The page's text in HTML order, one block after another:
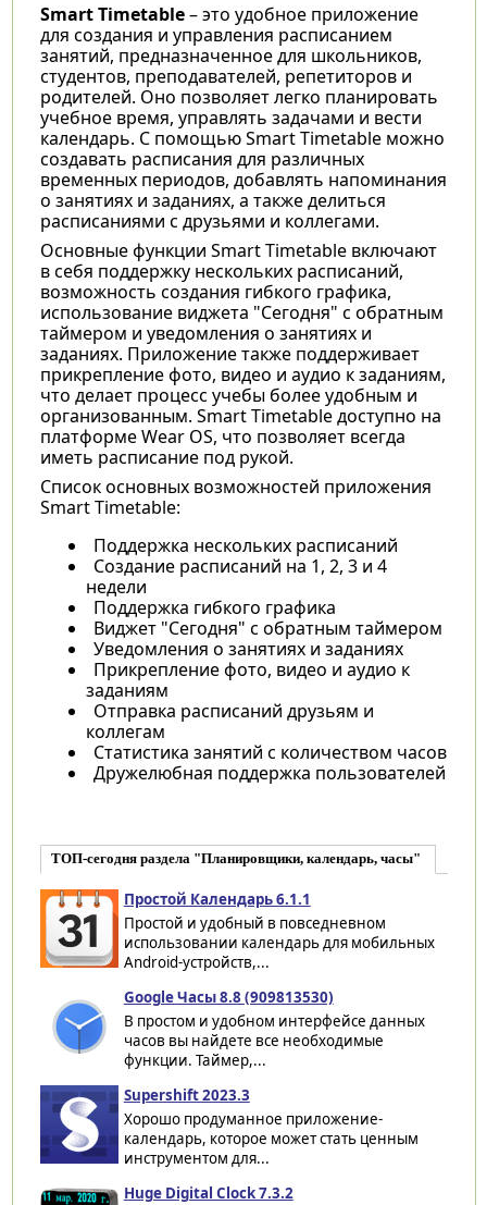
Smart Timetable– это удобное приложение
для создания и управления расписанием
занятий, предназначенное для школьников,
студентов, преподавателей, репетиторов и
родителей. Оно позволяет легко планировать
учебное время, управлять задачами и вести
календарь. С помощью Smart Timetable можно
создавать расписания для различных
временных периодов, добавлять напоминания
о занятиях и заданиях, а также делиться
расписаниями с друзьями и коллегами.
Основные функции Smart Timetable включают
в себя поддержку нескольких расписаний,
возможность создания гибкого графика,
использование виджета "Сегодня" с обратным
таймером и уведомления о занятиях и
заданиях. Приложение также поддерживает
прикрепление фото, видео и аудио к заданиям,
что делает процесс учебы более удобным и
организованным. Smart Timetable доступно на
платформе Wear OS, что позволяет всегда
иметь расписание под рукой.
Список основных возможностей приложения
Smart Timetable:
Поддержка нескольких расписаний
Создание расписаний на 1, 2, 3 и 4
недели
Поддержка гибкого графика
Виджет "Сегодня" с обратным таймером
Уведомления о занятиях и заданиях
Прикрепление фото, видео и аудио к
заданиям
Отправка расписаний друзьям и
коллегам
Статистика занятий с количеством часов
Дружелюбная поддержка пользователей
ТОП-сегодня раздела "Планировщики, календарь, часы"
Простой Календарь 6.1.1
Простой и удобный в повседневном
использовании календарь для мобильных
Android-устройств,...
Google Часы 8.8 (909813530)
В простом и удобном интерфейсе данных
часов вы найдете все необходимые
функции. Таймер,...
Supershift 2023.3
Хорошо продуманное приложение-
календарь, которое может стать ценным
инструментом для...
Huge Digital Clock 7.3.2